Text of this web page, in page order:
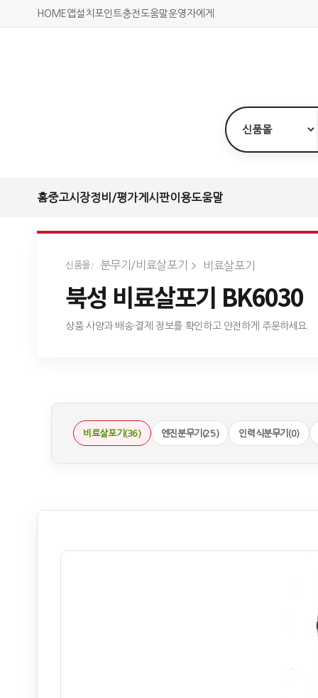
HOME 앱설치 포인트충전도움말운영자에게
홈중고시장정비/평가게시판이용도움말
신품몰 분무기/비료살포기 비료살포기
북성 비료살포기 BK6030
상품 사양과 배송·결제 정보를 확인하고 안전하게 주문하세요.
비료살포기(36) 엔진분무기(25) 인력식분무기(0)